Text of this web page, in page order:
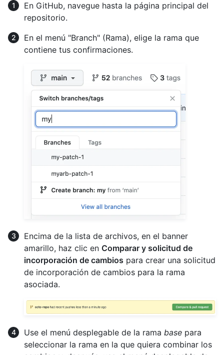
En GitHub, navegue hasta la página principal del
repositorio.
En el menú "Branch" (Rama), elige la rama que
contiene tus confirmaciones.
Encima de la lista de archivos, en el banner
amarillo, haz clic en Comparar y solicitud de
incorporación de cambios para crear una solicitud
de incorporación de cambios para la rama
asociada.
Use el menú desplegable de la rama base para
seleccionar la rama en la que quiera combinar los